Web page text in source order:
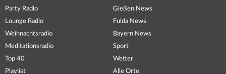
Party Radio
Lounge Radio
Weihnachtsradio
Meditationsradio
Top 40
Playlist
Gießen News
Fulda News
Bayern News
Sport
Wetter
Alle Orte